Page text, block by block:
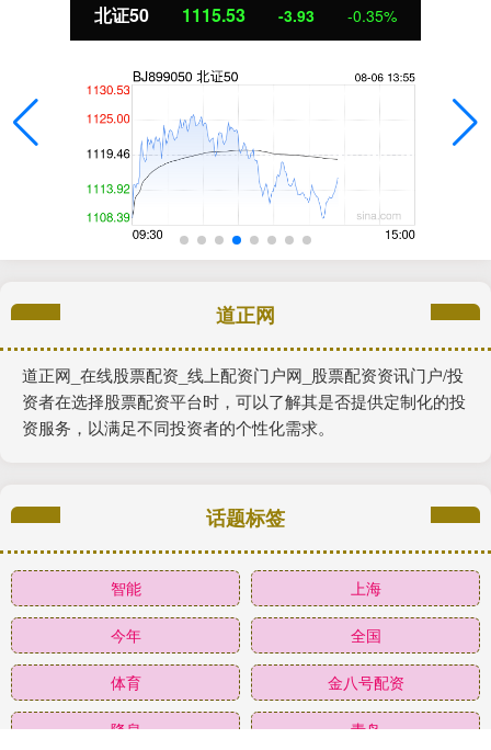
北证50 1115.53 -3.93 -0.35%
道正网
道正网_在线股票配资_线上配资门户网_股票配资资讯门户/投
资者在选择股票配资平台时，可以了解其是否提供定制化的投
资服务，以满足不同投资者的个性化需求。
话题标签
智能 上海
今年 全国
体育 金八号配资
降息 青岛